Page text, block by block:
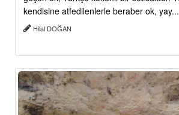
kendisine atfedilenlerle beraber ok, yay...
Hilal DOĞAN